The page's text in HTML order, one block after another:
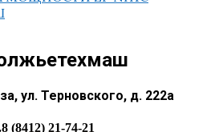
ул. Терновского, д. 222а
(8412) 21-74-21